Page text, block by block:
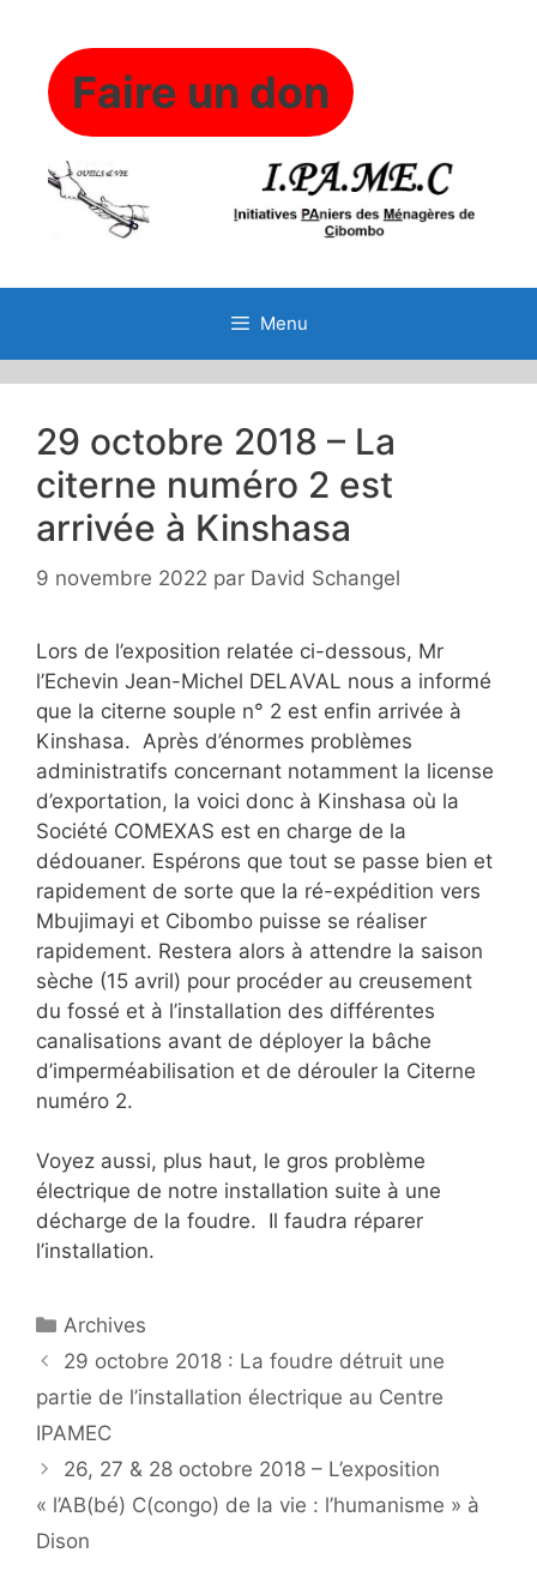
contenuFaire un don
Menu
29 octobre 2018 – La
citerne numéro 2 est
arrivée à Kinshasa
9 novembre 2022 par David Schangel
Lors de l’exposition relatée ci-dessous, Mr
l’Echevin Jean-Michel DELAVAL nous a informé
que la citerne souple n° 2 est enfin arrivée à
Kinshasa. Après d’énormes problèmes
administratifs concernant notamment la license
d’exportation, la voici donc à Kinshasa où la
Société COMEXAS est en charge de la
dédouaner. Espérons que tout se passe bien et
rapidement de sorte que la ré-expédition vers
Mbujimayi et Cibombo puisse se réaliser
rapidement. Restera alors à attendre la saison
sèche (15 avril) pour procéder au creusement
du fossé et à l’installation des différentes
canalisations avant de déployer la bâche
d’imperméabilisation et de dérouler la Citerne
numéro 2.
Voyez aussi, plus haut, le gros problème
électrique de notre installation suite à une
décharge de la foudre. Il faudra réparer
l’installation.
Catégories
Archives
29 octobre 2018 : La foudre détruit une
partie de l’installation électrique au Centre
IPAMEC
26, 27 & 28 octobre 2018 – L’exposition
« l’AB(bé) C(congo) de la vie : l’humanisme » à
Dison